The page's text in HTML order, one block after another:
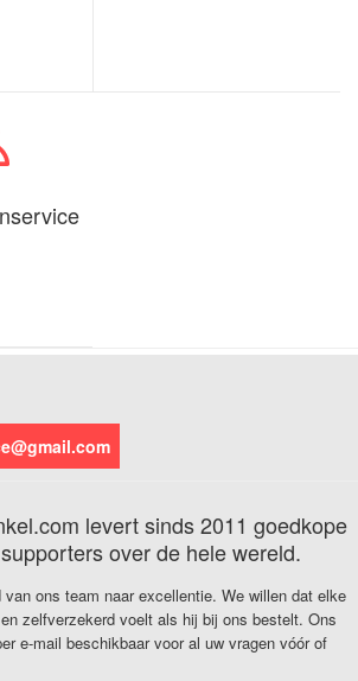
levert sinds 2011 goedkope
over de hele wereld.
ons team naar excellentie. We willen dat elke
zelfverzekerd voelt als hij bij ons bestelt. Ons
e-mail beschikbaar voor al uw vragen vóór of